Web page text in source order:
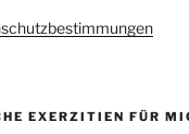
EXERZITIEN FÜR